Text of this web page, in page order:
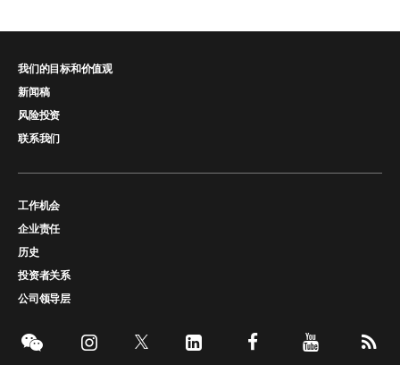
我们的目标和价值观
新闻稿
风险投资
联系我们
工作机会
企业责任
历史
投资者关系
公司领导层